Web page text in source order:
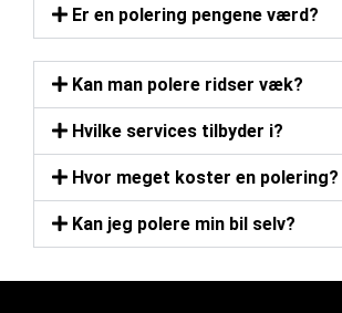
Er en polering pengene værd?
Kan man polere ridser væk?
Hvilke services tilbyder i?
Hvor meget koster en polering?
Kan jeg polere min bil selv?